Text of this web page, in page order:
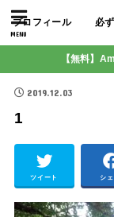
MENU
プロフィール 必
【無料】
2019.12.03
1
ツイート シ